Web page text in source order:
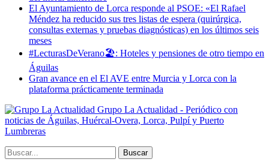
El Ayuntamiento de Lorca responde al PSOE: «El Rafael
Méndez ha reducido sus tres listas de espera (quirúrgica,
consultas externas y pruebas diagnósticas) en los últimos seis
meses
#LecturasDeVerano🏖: Hoteles y pensiones de otro tiempo en
Águilas
Gran avance en el El AVE entre Murcia y Lorca con la
plataforma prácticamente terminada
Grupo La Actualidad - Periódico con
noticias de Águilas, Huércal-Overa, Lorca, Pulpí y Puerto
Lumbreras